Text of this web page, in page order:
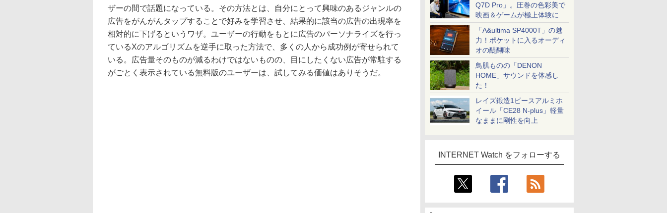
Q7D Pro」。圧巻の色彩美で
映画＆ゲームが極上体験に
「A&ultima SP4000T」の魅
力！ポケットに入るオーディ
オの醍醐味
鳥肌ものの「DENON
HOME」サウンドを体感し
た！
レイズ鍛造1ピースアルミホ
イール「CE28 N-plus」軽量
なままに剛性を向上
INTERNET Watch をフォローする
ザーの間で話題になっている。その方法とは、自分にとって興味のあるジャンルの
広告をがんがんタップすることで好みを学習させ、結果的に該当の広告の出現率を
相対的に下げるというワザ。ユーザーの行動をもとに広告のパーソナライズを行っ
ているXのアルゴリズムを逆手に取った方法で、多くの人から成功例が寄せられて
いる。広告量そのものが減るわけではないものの、目にしたくない広告が常駐する
がごとく表示されている無料版のユーザーは、試してみる価値はありそうだ。